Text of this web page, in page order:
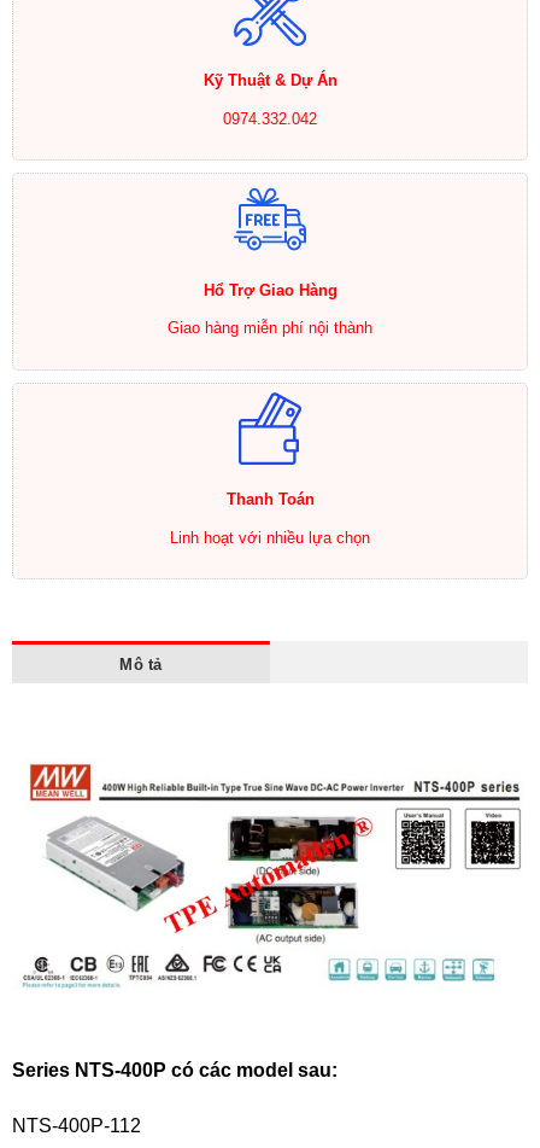
Kỹ Thuật & Dự Án
0974.332.042
Hổ Trợ Giao Hàng
Giao hàng miễn phí nội thành
Thanh Toán
Linh hoạt với nhiều lựa chọn
Mô tả
Series NTS-400P có các model sau:
NTS-400P-112